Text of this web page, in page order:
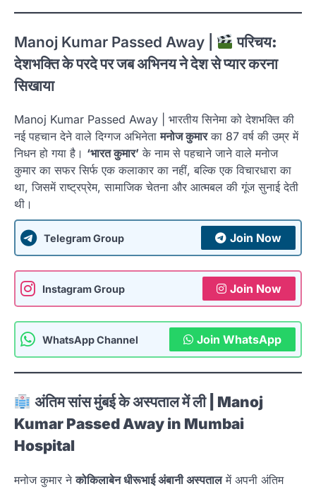
Manoj Kumar Passed Away |
परिचय:
देशभक्ति के परदे पर जब अभिनय ने देश से प्यार करना
सिखाया
Manoj Kumar Passed Away | भारतीय सिनेमा को देशभक्ति की
नई पहचान देने वाले दिग्गज अभिनेतामनोज कुमारका 87 वर्ष की उम्र में
निधन हो गया है। ‘भारत कुमार’ के नाम से पहचाने जाने वाले मनोज
कुमार का सफर सिर्फ एक कलाकार का नहीं, बल्कि एक विचारधारा का
था, जिसमें राष्ट्रप्रेम, सामाजिक चेतना और आत्मबल की गूंज सुनाई देती
थी।
Telegram Group Join Now
Instagram Group Join Now
WhatsApp Channel Join WhatsApp
अंतिम सांस मुंबई के अस्पताल में ली | Manoj
Kumar Passed Away in Mumbai
Hospital
मनोज कुमार नेकोकिलाबेन धीरूभाई अंबानी अस्पतालमें अपनी अंतिम